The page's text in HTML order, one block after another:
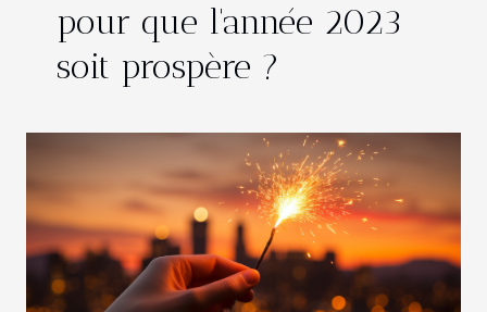
pour que l'année 2023
soit prospère ?